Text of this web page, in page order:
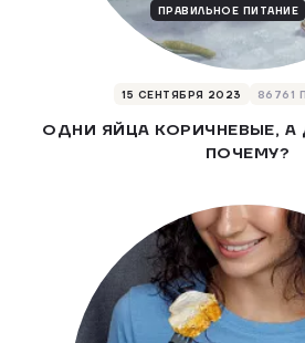
ПРАВИЛЬНОЕ ПИТАНИЕ
15 СЕНТЯБРЯ 2023 86761
ОДНИ ЯЙЦА КОРИЧНЕВЫЕ, А
ПОЧЕМУ?